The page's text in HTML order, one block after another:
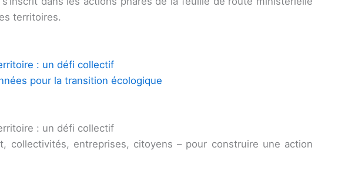
territoires.
: un défi collectif
pour la transition écologique
: un défi collectif
collectivités, entreprises, citoyens – pour construire une action